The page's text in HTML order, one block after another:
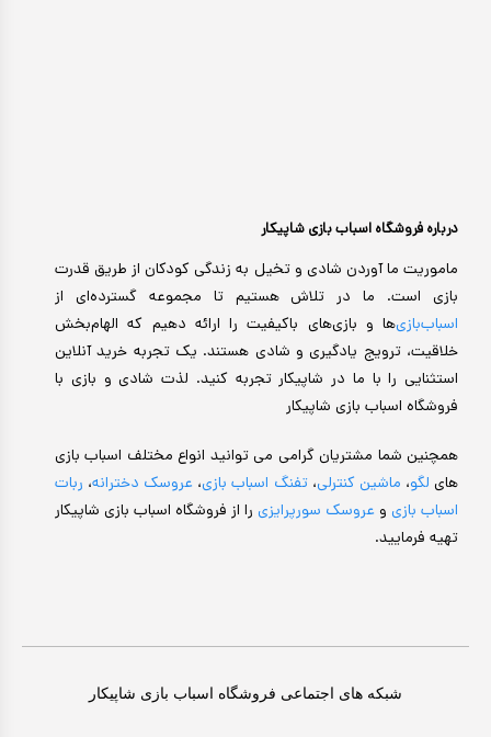
درباره فروشگاه اسباب بازی شاپیکار
ماموریت ما آوردن شادی و تخیل به زندگی کودکان از طریق قدرت
بازی است. ما در تلاش هستیم تا مجموعه گسترده‌ای از
اسباب‌بازی‌ها و بازی‌های باکیفیت را ارائه دهیم که الهام‌بخش
خلاقیت، ترویج یادگیری و شادی هستند. یک تجربه خرید آنلاین
استثنایی را با ما در شاپیکار تجربه کنید. لذت شادی و بازی با
فروشگاه اسباب بازی شاپیکار
همچنین شما مشتریان گرامی می توانید انواع مختلف اسباب بازی
های لگو، ماشین کنترلی،تفنگ اسباب بازی، عروسک دخترانه، ربات
اسباب بازی و عروسک سورپرایزی را از فروشگاه اسباب بازی شاپیکار
تهیه فرمایید.
شبکه های اجتماعی فروشگاه اسباب بازی شاپیکار